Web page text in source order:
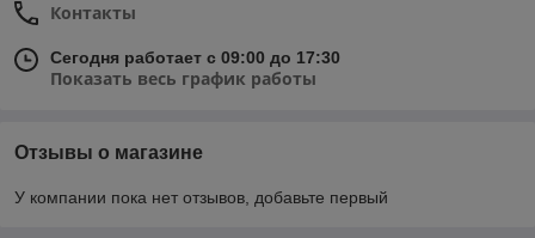
Контакты
Сегодня работает с 09:00 до 17:30
Показать весь график работы
Отзывы о магазине
У компании пока нет отзывов, добавьте первый